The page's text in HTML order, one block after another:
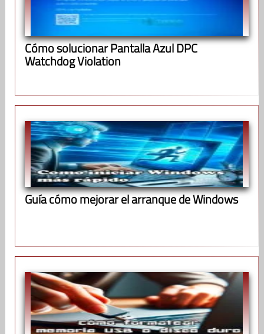
Cómo solucionar Pantalla Azul DPC
Watchdog Violation
Guía cómo mejorar el arranque de Windows